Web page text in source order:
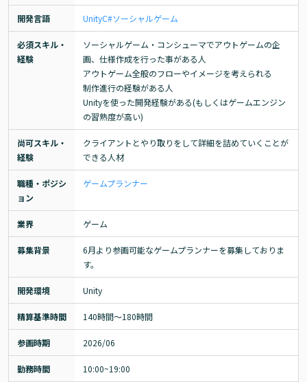
開発言語 UnityC#ソーシャルゲーム
必須スキル・
経験
ソーシャルゲーム・コンシューマでアウトゲームの企
画、仕様作成を行った事がある人
アウトゲーム全般のフローやイメージを考えられる
制作進行の経験がある人
Unityを使った開発経験がある(もしくはゲームエンジン
の習熟度が高い)
尚可スキル・
経験
クライアントとやり取りをして詳細を詰めていくことが
できる人材
職種・ポジシ
ョン
ゲームプランナー
業界 ゲーム
募集背景
6月より参画可能なゲームプランナーを募集しておりま
す。
開発環境 Unity
精算基準時間 140時間〜180時間
参画時期 2026/06
勤務時間 10:00~19:00